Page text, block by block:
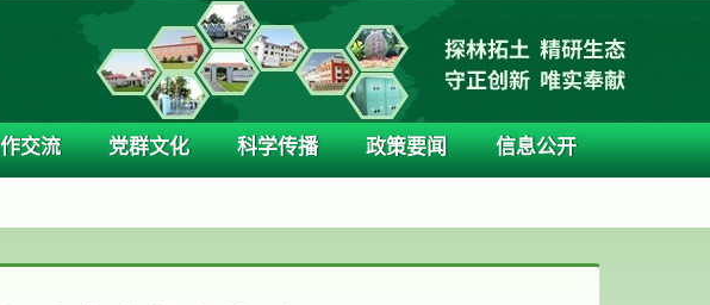
交流 党群文化 科学传播 政策要闻 信息公开